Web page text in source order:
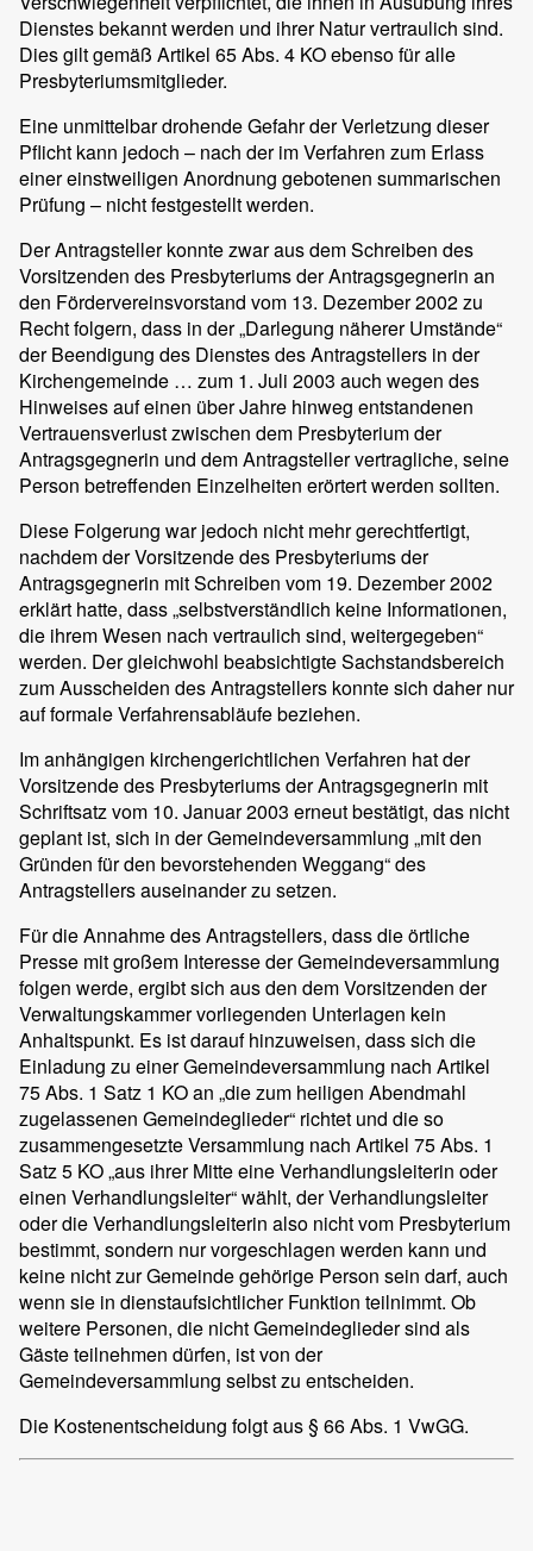
Dienstes bekannt werden und ihrer Natur vertraulich sind.
Dies gilt gemäß Artikel 65 Abs. 4 KO ebenso für alle
Presbyteriumsmitglieder.
Eine unmittelbar drohende Gefahr der Verletzung dieser
Pflicht kann jedoch – nach der im Verfahren zum Erlass
einer einstweiligen Anordnung gebotenen summarischen
Prüfung – nicht festgestellt werden.
Der Antragsteller konnte zwar aus dem Schreiben des
Vorsitzenden des Presbyteriums der Antragsgegnerin an
den Fördervereinsvorstand vom 13. Dezember 2002 zu
Recht folgern, dass in der „Darlegung näherer Umstände“
der Beendigung des Dienstes des Antragstellers in der
Kirchengemeinde … zum 1. Juli 2003 auch wegen des
Hinweises auf einen über Jahre hinweg entstandenen
Vertrauensverlust zwischen dem Presbyterium der
Antragsgegnerin und dem Antragsteller vertragliche, seine
Person betreffenden Einzelheiten erörtert werden sollten.
Diese Folgerung war jedoch nicht mehr gerechtfertigt,
nachdem der Vorsitzende des Presbyteriums der
Antragsgegnerin mit Schreiben vom 19. Dezember 2002
erklärt hatte, dass „selbstverständlich keine Informationen,
die ihrem Wesen nach vertraulich sind, weitergegeben“
werden. Der gleichwohl beabsichtigte Sachstandsbereich
zum Ausscheiden des Antragstellers konnte sich daher nur
auf formale Verfahrensabläufe beziehen.
Im anhängigen kirchengerichtlichen Verfahren hat der
Vorsitzende des Presbyteriums der Antragsgegnerin mit
Schriftsatz vom 10. Januar 2003 erneut bestätigt, das nicht
geplant ist, sich in der Gemeindeversammlung „mit den
Gründen für den bevorstehenden Weggang“ des
Antragstellers auseinander zu setzen.
Für die Annahme des Antragstellers, dass die örtliche
Presse mit großem Interesse der Gemeindeversammlung
folgen werde, ergibt sich aus den dem Vorsitzenden der
Verwaltungskammer vorliegenden Unterlagen kein
Anhaltspunkt. Es ist darauf hinzuweisen, dass sich die
Einladung zu einer Gemeindeversammlung nach Artikel
75 Abs. 1 Satz 1 KO an „die zum heiligen Abendmahl
zugelassenen Gemeindeglieder“ richtet und die so
zusammengesetzte Versammlung nach Artikel 75 Abs. 1
Satz 5 KO „aus ihrer Mitte eine Verhandlungsleiterin oder
einen Verhandlungsleiter“ wählt, der Verhandlungsleiter
oder die Verhandlungsleiterin also nicht vom Presbyterium
bestimmt, sondern nur vorgeschlagen werden kann und
keine nicht zur Gemeinde gehörige Person sein darf, auch
wenn sie in dienstaufsichtlicher Funktion teilnimmt. Ob
weitere Personen, die nicht Gemeindeglieder sind als
Gäste teilnehmen dürfen, ist von der
Gemeindeversammlung selbst zu entscheiden.
Die Kostenentscheidung folgt aus § 66 Abs. 1 VwGG.